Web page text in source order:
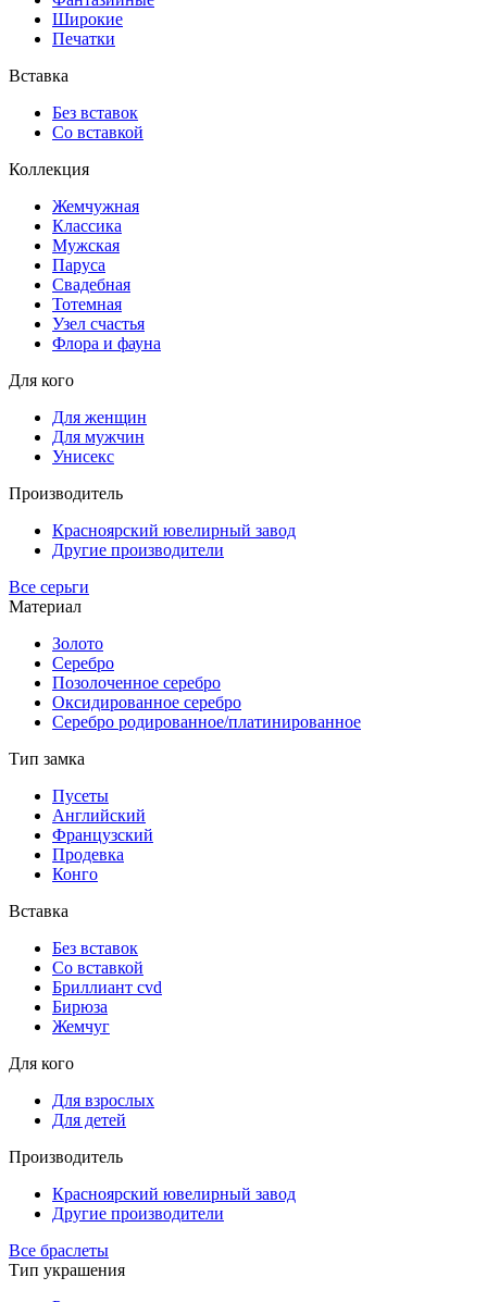
Широкие
Печатки
Вставка
Без вставок
Со вставкой
Коллекция
Жемчужная
Классика
Мужская
Паруса
Свадебная
Тотемная
Узел счастья
Флора и фауна
Для кого
Для женщин
Для мужчин
Унисекс
Производитель
Красноярский ювелирный завод
Другие производители
Все серьги
Материал
Золото
Серебро
Позолоченное серебро
Оксидированное серебро
Серебро родированное/платинированное
Тип замка
Пусеты
Английский
Французский
Продевка
Конго
Вставка
Без вставок
Со вставкой
Бриллиант cvd
Бирюза
Жемчуг
Для кого
Для взрослых
Для детей
Производитель
Красноярский ювелирный завод
Другие производители
Все браслеты
Тип украшения